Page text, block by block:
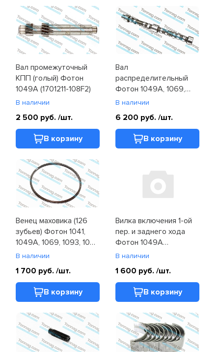
Вал промежуточный
КПП (голый) Фотон
1049A (1701211-108F2)
В наличии
2 500 руб. /шт.
В корзину
Вал
распределительный
Фотон 1049A, 1069,
1093, 1099 (T31415363)
В наличии
6 200 руб. /шт.
В корзину
Венец маховика (126
зубьев) Фотон 1041,
1049A, 1069, 1093, 1099
(T31162121)
В наличии
1 700 руб. /шт.
В корзину
Вилка включения 1-ой
пер. и заднего хода
Фотон 1049A
(1702062-108)
В наличии
1 600 руб. /шт.
В корзину